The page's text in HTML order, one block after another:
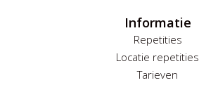
Informatie
Repetities
Locatie repetities
Tarieven